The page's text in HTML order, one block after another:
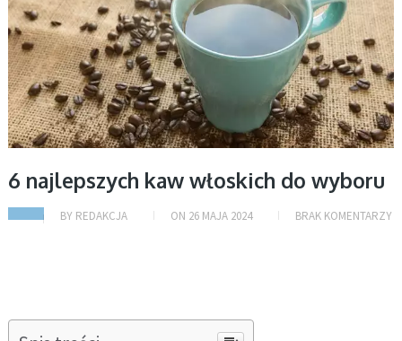
6 najlepszych kaw włoskich do wyboru
BY REDAKCJA ON 26 MAJA 2024 BRAK KOMENTARZY